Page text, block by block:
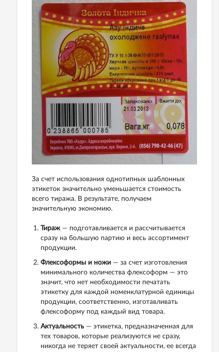
За счет использования однотипных шаблонных
этикеток значительно уменьшается стоимость
всего тиража. В результате, получаем
значительную экономию.
Тираж— подготавливается и рассчитывается
сразу на большую партию и весь ассортимент
продукции.
Флексоформы и ножи — за счет изготовления
минимального количества флексоформ — это
значит, что нет необходимости печатать
этикетку для каждой номенклатурной единицы
продукции, соответственно, изготавливать
флексоформу под каждый вид товара.
Актуальность — этикетка, предназначенная для
тех товаров, которые реализуются не сразу,
никогда не теряет своей актуальности, ее всегда